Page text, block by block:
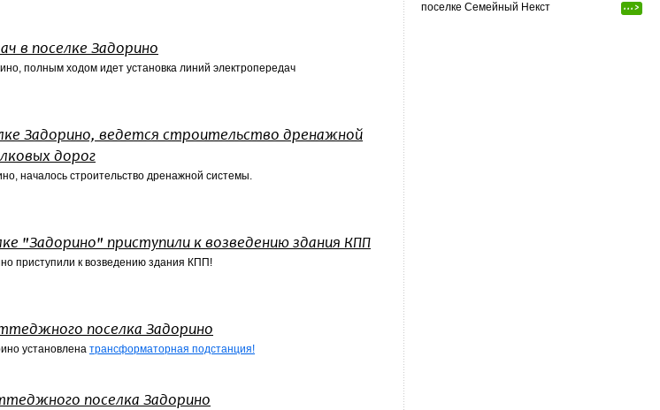
в поселке Задорино
полным ходом идет установка линий электропередач
Задорино, ведется строительство дренажной
дорог
началось строительство дренажной системы.
"Задорино" приступили к возведению здания КПП
приступили к возведению здания КПП!
поселка Задорино
установлена трансформаторная подстанция!
поселка Задорино
поселке Семейный Некст
...>